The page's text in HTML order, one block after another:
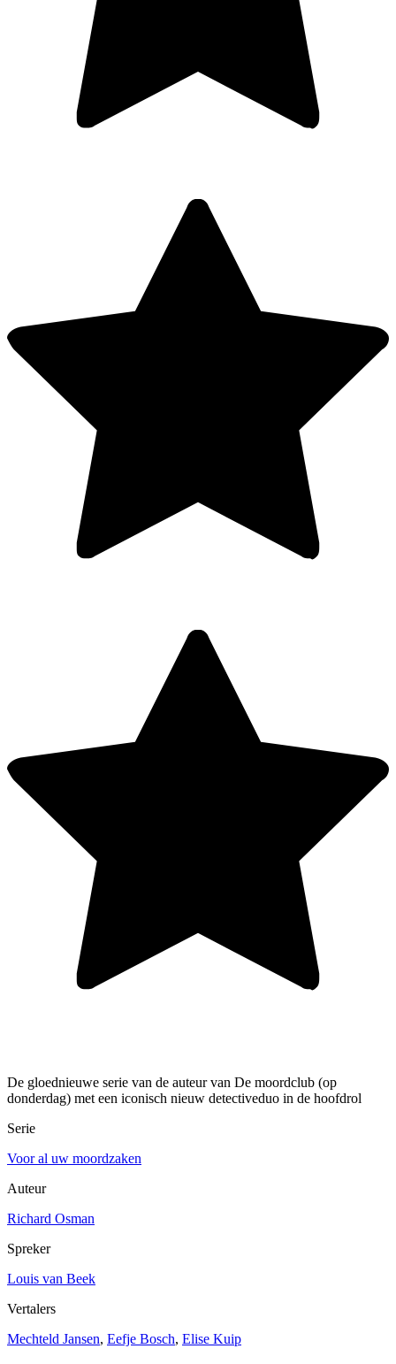
De gloednieuwe serie van de auteur van De moordclub (op
donderdag) met een iconisch nieuw detectiveduo in de hoofdrol
Serie
Voor al uw moordzaken
Auteur
Richard Osman
Spreker
Louis van Beek
Vertalers
Mechteld Jansen, Eefje Bosch, Elise Kuip